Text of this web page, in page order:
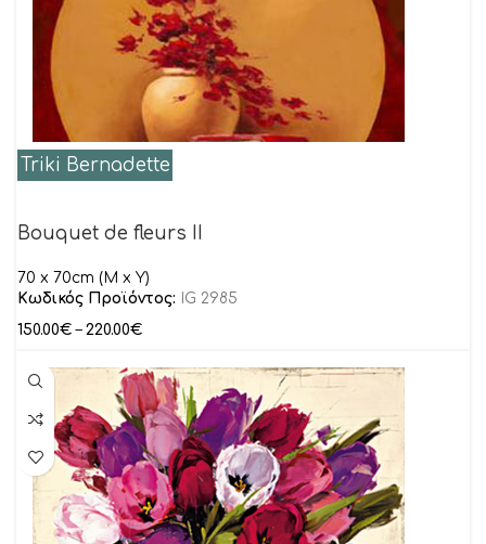
Triki Bernadette
Bouquet de fleurs II
70 x 70cm (M x Y)
Κωδικός Προϊόντος:
IG 2985
150.00€ – 220.00€